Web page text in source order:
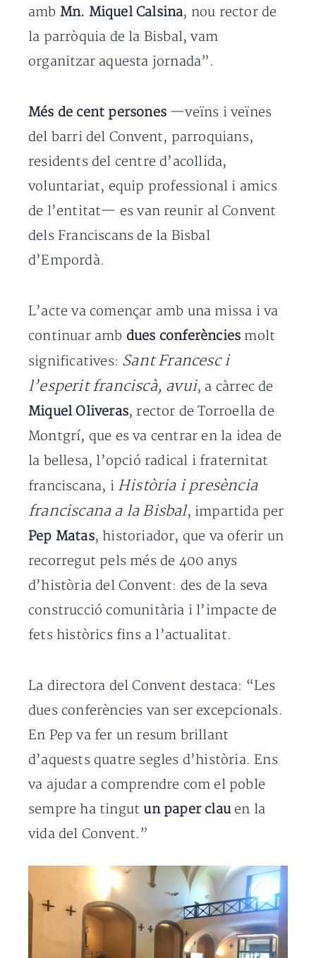
amb Mn. Miquel Calsina, nou rector de
la parròquia de la Bisbal, vam
organitzar aquesta jornada”.
Més de cent persones —veïns i veïnes
del barri del Convent, parroquians,
residents del centre d’acollida,
voluntariat, equip professional i amics
de l’entitat— es van reunir al Convent
dels Franciscans de la Bisbal
d’Empordà.
L’acte va començar amb una missa i va
continuar amb dues conferències molt
significatives: Sant Francesc i
l’esperit franciscà, avui, a càrrec de
Miquel Oliveras, rector de Torroella de
Montgrí, que es va centrar en la idea de
la bellesa, l’opció radical i fraternitat
franciscana, i Història i presència
franciscana a la Bisbal, impartida per
Pep Matas, historiador, que va oferir un
recorregut pels més de 400 anys
d’història del Convent: des de la seva
construcció comunitària i l’impacte de
fets històrics fins a l’actualitat.
La directora del Convent destaca: “Les
dues conferències van ser excepcionals.
En Pep va fer un resum brillant
d’aquests quatre segles d’història. Ens
va ajudar a comprendre com el poble
sempre ha tingut un paper clauen la
vida del Convent.”